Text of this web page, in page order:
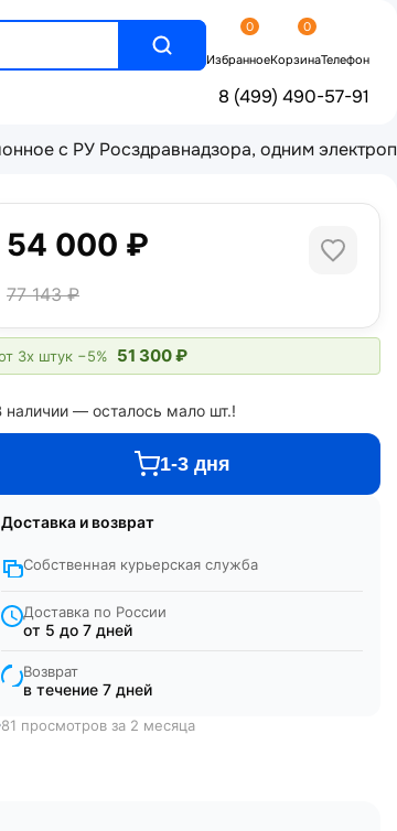
0
Избранное
0
КорзинаТелефон
8 (499) 490-57-91
с РУ Росздравнадзора, одним
54 000 ₽
77 143 ₽
3х штук −5% 51 300 ₽
наличии — осталось мало шт.!
1-3 дня
Доставка и возврат
Собственная курьерская служба
Доставка по России
от 5 до 7 дней
Возврат
в течение 7 дней
81 просмотров за 2 месяца